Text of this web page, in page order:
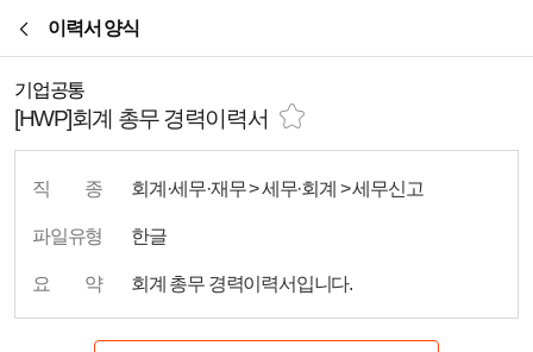
이력서 양식
기업공통
[HWP]회계 총무 경력이력서
직 종 회계·세무·재무 > 세무·회계 > 세무신고
파일유형 한글
요 약 회계 총무 경력이력서입니다.